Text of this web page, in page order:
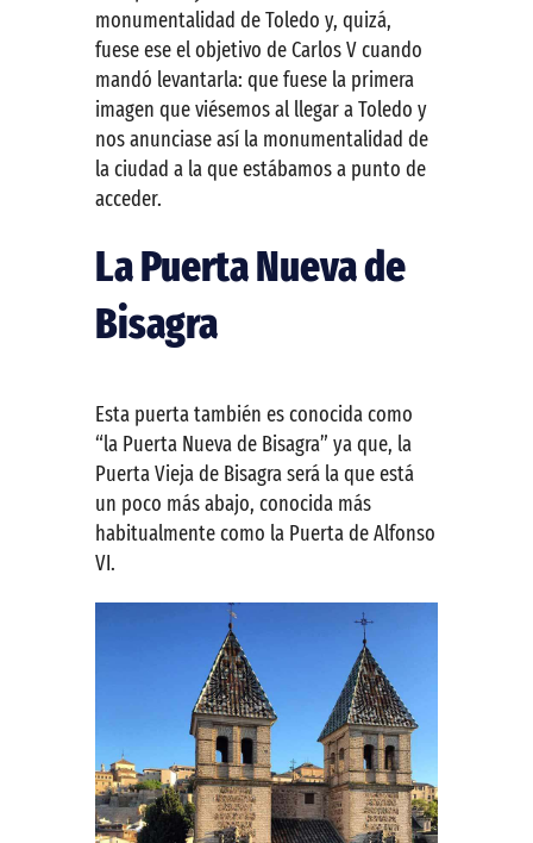
monumentalidad de Toledo y, quizá,
fuese ese el objetivo de Carlos V cuando
mandó levantarla: que fuese la primera
imagen que viésemos al llegar a Toledo y
nos anunciase así la monumentalidad de
la ciudad a la que estábamos a punto de
acceder.
La Puerta Nueva de
Bisagra
Esta puerta también es conocida como
“la Puerta Nueva de Bisagra” ya que, la
Puerta Vieja de Bisagra será la que está
un poco más abajo, conocida más
habitualmente como la Puerta de Alfonso
VI.